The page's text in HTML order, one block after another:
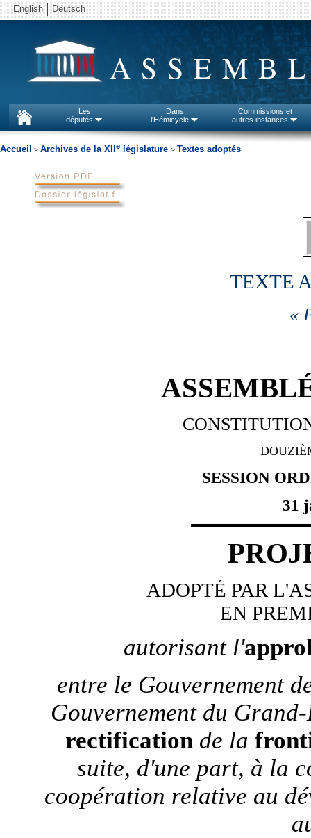
English Deutsch
Les
députés
Dans
l'Hémicycle
Commissions et
autres instances
Accueil > Archives de la XII e législature > Textes adoptés
TEXTE
«
SESSION
31
ADOPTÉ PAR
EN
autorisant l'
entre le Gouvernement
Gouvernement du
rectification de la
suite, d'une part, à la
coopération relative au